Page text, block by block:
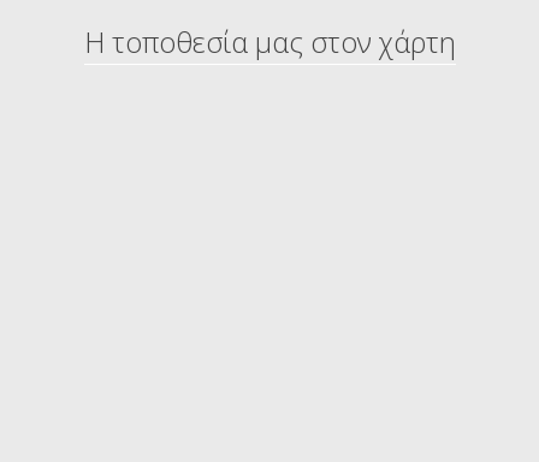
Η τοποθεσία μας στον χάρτη